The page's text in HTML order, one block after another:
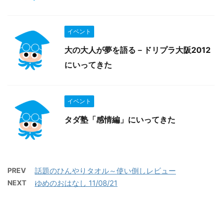
イベント
大の大人が夢を語る－ドリプラ大阪2012
にいってきた
イベント
タダ塾「感情編」にいってきた
PREV 話題のひんやりタオル～使い倒しレビュー
NEXT ゆめのおはなし 11/08/21